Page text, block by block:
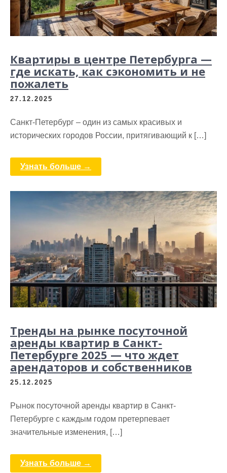
Квартиры в центре Петербурга —
где искать, как сэкономить и не
пожалеть
27.12.2025
Санкт-Петербург – один из самых красивых и
исторических городов России, притягивающий к […]
Узнать больше →
Тренды на рынке посуточной
аренды квартир в Санкт-
Петербурге 2025 — что ждет
арендаторов и собственников
25.12.2025
Рынок посуточной аренды квартир в Санкт-
Петербурге с каждым годом претерпевает
значительные изменения, […]
Узнать больше →